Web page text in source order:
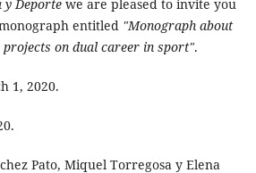
y Deportewe are pleased to invite you
entitled "Monograph about
projects on dual career in sport".
1, 2020.
Pato, Miquel Torregosa y Elena